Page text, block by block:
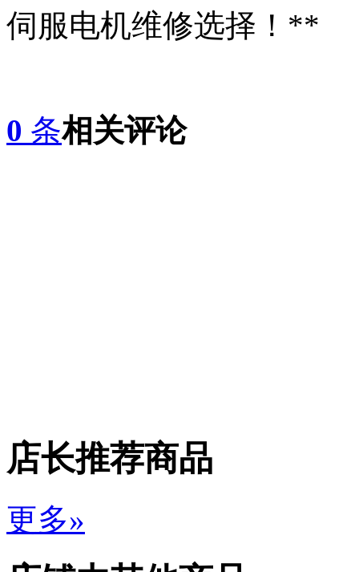
伺服电机维修选择！**
0 条相关评论
店长推荐商品
更多»